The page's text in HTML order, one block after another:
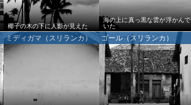
椰子の木の下に人影が見えた
海の上に真っ黒な雲が浮かんで
いた
ミディガマ（スリランカ） ゴール（スリランカ）